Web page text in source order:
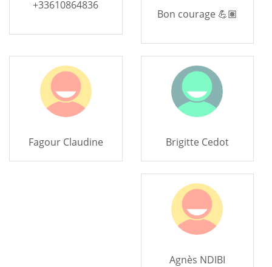
+33610864836
Bon courage 💪🏽
Fagour Claudine Brigitte Cedot
Agnès NDIBI